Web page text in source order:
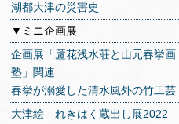
湖都大津の災害史
▼ミニ企画展
企画展「蘆花浅水荘と山元春挙画
塾」関連
春挙が溺愛した清水風外の竹工芸
大津絵 れきはく蔵出し展2022